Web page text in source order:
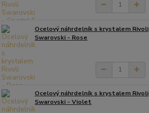
Ocelový náhrdelník s krystalem Rivoli
Swarovski - Rose
Ocelový náhrdelník s krystalem Rivoli
Swarovski - Violet